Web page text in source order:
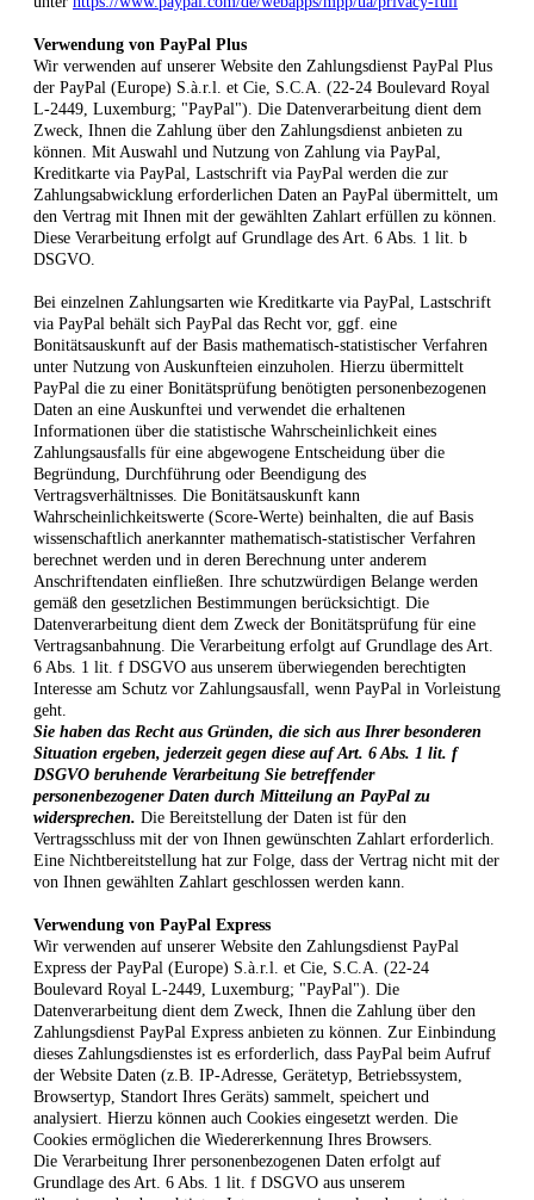
Verwendung von PayPal Plus
Wir verwenden auf unserer Website den Zahlungsdienst PayPal Plus
der PayPal (Europe) S.à.r.l. et Cie, S.C.A. (22-24 Boulevard Royal
L-2449, Luxemburg; "PayPal"). Die Datenverarbeitung dient dem
Zweck, Ihnen die Zahlung über den Zahlungsdienst anbieten zu
können. Mit Auswahl und Nutzung von Zahlung via PayPal,
Kreditkarte via PayPal, Lastschrift via PayPal werden die zur
Zahlungsabwicklung erforderlichen Daten an PayPal übermittelt, um
den Vertrag mit Ihnen mit der gewählten Zahlart erfüllen zu können.
Diese Verarbeitung erfolgt auf Grundlage des Art. 6 Abs. 1 lit. b
DSGVO.
Bei einzelnen Zahlungsarten wie Kreditkarte via PayPal, Lastschrift
via PayPal behält sich PayPal das Recht vor, ggf. eine
Bonitätsauskunft auf der Basis mathematisch-statistischer Verfahren
unter Nutzung von Auskunfteien einzuholen. Hierzu übermittelt
PayPal die zu einer Bonitätsprüfung benötigten personenbezogenen
Daten an eine Auskunftei und verwendet die erhaltenen
Informationen über die statistische Wahrscheinlichkeit eines
Zahlungsausfalls für eine abgewogene Entscheidung über die
Begründung, Durchführung oder Beendigung des
Vertragsverhältnisses. Die Bonitätsauskunft kann
Wahrscheinlichkeitswerte (Score-Werte) beinhalten, die auf Basis
wissenschaftlich anerkannter mathematisch-statistischer Verfahren
berechnet werden und in deren Berechnung unter anderem
Anschriftendaten einfließen. Ihre schutzwürdigen Belange werden
gemäß den gesetzlichen Bestimmungen berücksichtigt. Die
Datenverarbeitung dient dem Zweck der Bonitätsprüfung für eine
Vertragsanbahnung. Die Verarbeitung erfolgt auf Grundlage des Art.
6 Abs. 1 lit. f DSGVO aus unserem überwiegenden berechtigten
Interesse am Schutz vor Zahlungsausfall, wenn PayPal in Vorleistung
geht.
Sie haben das Recht aus Gründen, die sich aus Ihrer besonderen
Situation ergeben, jederzeit gegen diese auf Art. 6 Abs. 1 lit. f
DSGVO beruhende Verarbeitung Sie betreffender
personenbezogener Daten durch Mitteilung an PayPal zu
widersprechen. Die Bereitstellung der Daten ist für den
Vertragsschluss mit der von Ihnen gewünschten Zahlart erforderlich.
Eine Nichtbereitstellung hat zur Folge, dass der Vertrag nicht mit der
von Ihnen gewählten Zahlart geschlossen werden kann.
Verwendung von PayPal Express
Wir verwenden auf unserer Website den Zahlungsdienst PayPal
Express der PayPal (Europe) S.à.r.l. et Cie, S.C.A. (22-24
Boulevard Royal L-2449, Luxemburg; "PayPal"). Die
Datenverarbeitung dient dem Zweck, Ihnen die Zahlung über den
Zahlungsdienst PayPal Express anbieten zu können. Zur Einbindung
dieses Zahlungsdienstes ist es erforderlich, dass PayPal beim Aufruf
der Website Daten (z.B. IP-Adresse, Gerätetyp, Betriebssystem,
Browsertyp, Standort Ihres Geräts) sammelt, speichert und
analysiert. Hierzu können auch Cookies eingesetzt werden. Die
Cookies ermöglichen die Wiedererkennung Ihres Browsers.
Die Verarbeitung Ihrer personenbezogenen Daten erfolgt auf
Grundlage des Art. 6 Abs. 1 lit. f DSGVO aus unserem